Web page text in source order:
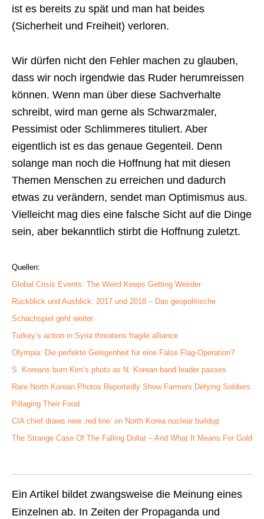
ist es bereits zu spät und man hat beides
(Sicherheit und Freiheit) verloren.
Wir dürfen nicht den Fehler machen zu glauben,
dass wir noch irgendwie das Ruder herumreissen
können. Wenn man über diese Sachverhalte
schreibt, wird man gerne als Schwarzmaler,
Pessimist oder Schlimmeres tituliert. Aber
eigentlich ist es das genaue Gegenteil. Denn
solange man noch die Hoffnung hat mit diesen
Themen Menschen zu erreichen und dadurch
etwas zu verändern, sendet man Optimismus aus.
Vielleicht mag dies eine falsche Sicht auf die Dinge
sein, aber bekanntlich stirbt die Hoffnung zuletzt.
Quellen:
Global Crisis Events: The Weird Keeps Getting Weirder
Rückblick und Ausblick: 2017 und 2018 – Das geopolitische
Schachspiel geht weiter
Turkey’s action in Syria threatens fragile alliance
Olympia: Die perfekte Gelegenheit für eine False Flag-Operation?
S. Koreans burn Kim’s photo as N. Korean band leader passes
Rare North Korean Photos Reportedly Show Farmers Defying Soldiers
Pillaging Their Food
CIA chief draws new ‚red line‘ on North Korea nuclear buildup
The Strange Case Of The Falling Dollar – And What It Means For Gold
Ein Artikel bildet zwangsweise die Meinung eines
Einzelnen ab. In Zeiten der Propaganda und